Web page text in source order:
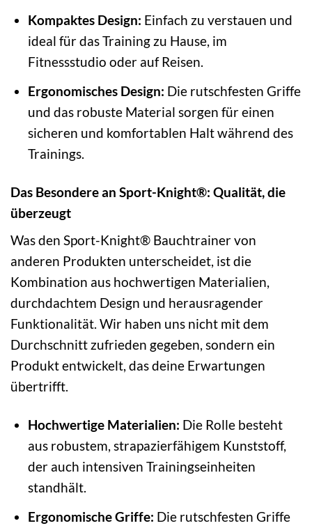
Kompaktes Design: Einfach zu verstauen und
ideal für das Training zu Hause, im
Fitnessstudio oder auf Reisen.
Ergonomisches Design: Die rutschfesten Griffe
und das robuste Material sorgen für einen
sicheren und komfortablen Halt während des
Trainings.
Das Besondere an Sport-Knight®: Qualität, die
überzeugt
Was den Sport-Knight® Bauchtrainer von
anderen Produkten unterscheidet, ist die
Kombination aus hochwertigen Materialien,
durchdachtem Design und herausragender
Funktionalität. Wir haben uns nicht mit dem
Durchschnitt zufrieden gegeben, sondern ein
Produkt entwickelt, das deine Erwartungen
übertrifft.
Hochwertige Materialien: Die Rolle besteht
aus robustem, strapazierfähigem Kunststoff,
der auch intensiven Trainingseinheiten
standhält.
Ergonomische Griffe: Die rutschfesten Griffe